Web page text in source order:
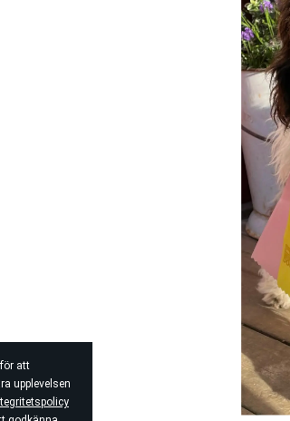
att
upplevelsen